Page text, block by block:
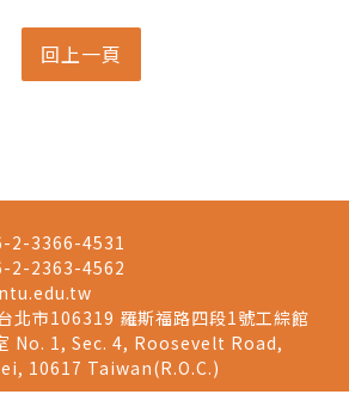
2-3366-4531
2-2363-4562
北市106319 羅斯福路四段1號工綜館
No. 1, Sec. 4, Roosevelt Road,
10617 Taiwan(R.O.C.)